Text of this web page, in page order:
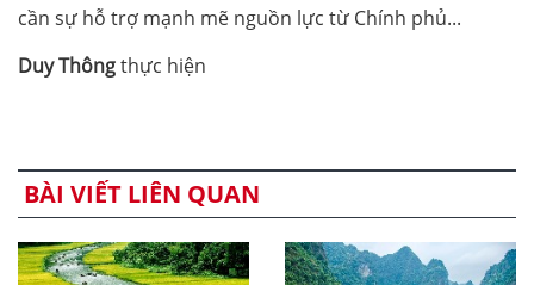
cần sự hỗ trợ mạnh mẽ nguồn lực từ Chính phủ...
Duy Thôngthực hiện
BÀI VIẾT LIÊN QUAN